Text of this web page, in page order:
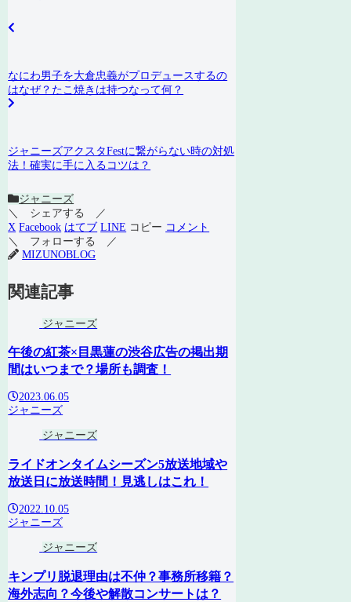
なにわ男子を大倉忠義がプロデュースするの
はなぜ？たこ焼きは持つなって何？
ジャニーズアクスタFestに繋がらない時の対処
法！確実に手に入るコツは？
ジャニーズ
＼ シェアする ／
X Facebook はてブ LINE コピー コメント
＼ フォローする ／
MIZUNOBLOG
関連記事
ジャニーズ
午後の紅茶×目黒蓮の渋谷広告の掲出期
間はいつまで？場所も調査！
2023.06.05
ジャニーズ
ジャニーズ
ライドオンタイムシーズン5放送地域や
放送日に放送時間！見逃しはこれ！
2022.10.05
ジャニーズ
ジャニーズ
キンプリ脱退理由は不仲？事務所移籍？
海外志向？今後や解散コンサートは？